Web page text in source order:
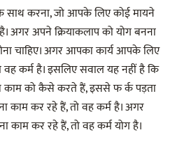
साथ करना, जो आपके लिए कोई मायने
अगर अपने क्रियाकलाप को योग बनना
चाहिए। अगर आपका कार्य आपके लिए
वह कर्म है। इसलिए सवाल यह नहीं है कि
को कैसे करते हैं, इससे फ र्क पड़ता
कर रहे हैं, तो वह कर्म है। अगर
कर रहे हैं, तो वह कर्म योग है।